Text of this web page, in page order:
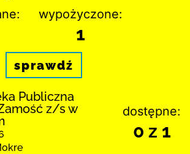
wypożyczone:
1
sprawdź
Publiczna
z/s w
dostępne:
0 z 1